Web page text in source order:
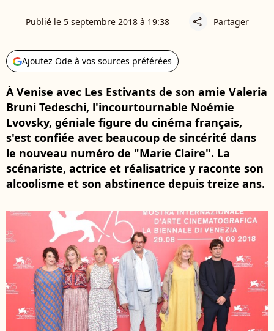
Publié le 5 septembre 2018 à 19:38 share Partager
Ajoutez Ode à vos sources préférées
À Venise avec Les Estivants de son amie Valeria
Bruni Tedeschi, l'incourtournable Noémie
Lvovsky, géniale figure du cinéma français,
s'est confiée avec beaucoup de sincérité dans
le nouveau numéro de "Marie Claire". La
scénariste, actrice et réalisatrice y raconte son
alcoolisme et son abstinence depuis treize ans.